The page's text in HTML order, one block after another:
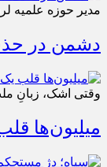
مدیر حوزه علمیه
دشمن در
وقتی اشک، زبانِ
میلیون‌ها